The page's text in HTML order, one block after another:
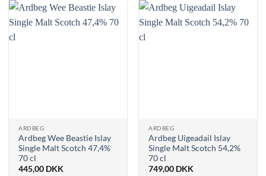
ARDBEG
Ardbeg Wee Beastie Islay
Single Malt Scotch 47,4%
70 cl
445,00 DKK
ARDBEG
Ardbeg Uigeadail Islay
Single Malt Scotch 54,2%
70 cl
749,00 DKK